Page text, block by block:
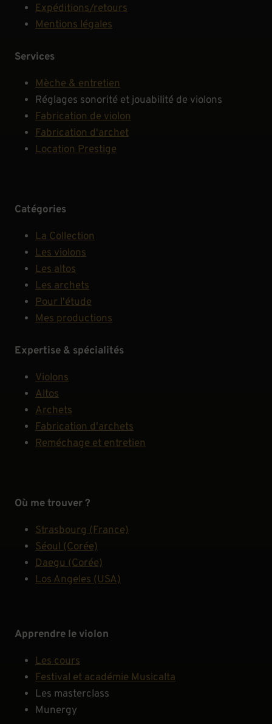
Expéditions/retours
Mentions légales
Services
Mèche & entretien
Réglages sonorité et jouabilité de violons
Fabrication de violon
Fabrication d'archet
Location Prestige
Catégories
La Collection
Les violons
Les altos
Les archets
Pour l'étude
Mes productions
Expertise & spécialités
Violons
Altos
Archets
Fabrication d'archets
Reméchage et entretien
Où me trouver ?
Strasbourg (France)
Séoul (Corée)
Daegu (Corée)
Los Angeles (USA)
Apprendre le violon
Les cours
Festival et académie Musicalta
Les masterclass
Munergy